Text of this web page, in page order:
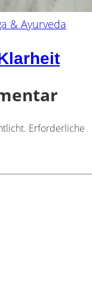
& Ayurveda
Erforderliche